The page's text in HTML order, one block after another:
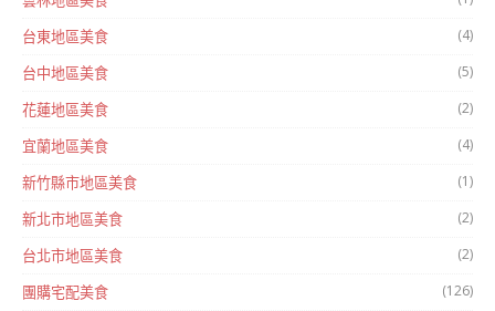
台東地區美食 (4)
台中地區美食 (5)
花蓮地區美食 (2)
宜蘭地區美食 (4)
新竹縣市地區美食 (1)
新北市地區美食 (2)
台北市地區美食 (2)
團購宅配美食 (126)